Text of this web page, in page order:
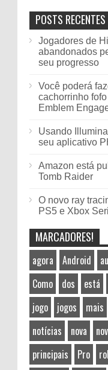
POSTS RECENTES
Jogadores de
abandonados
seu progresso
Você poderá
cachorrinho
Emblem
Usando
seu aplicativo
Amazon está
Tomb Raider
O novo ray
PS5 e Xbox
MARCADORES!
agora Android
Como
dos está
jogo
jogos mais
notícias
nova
principais
Pro